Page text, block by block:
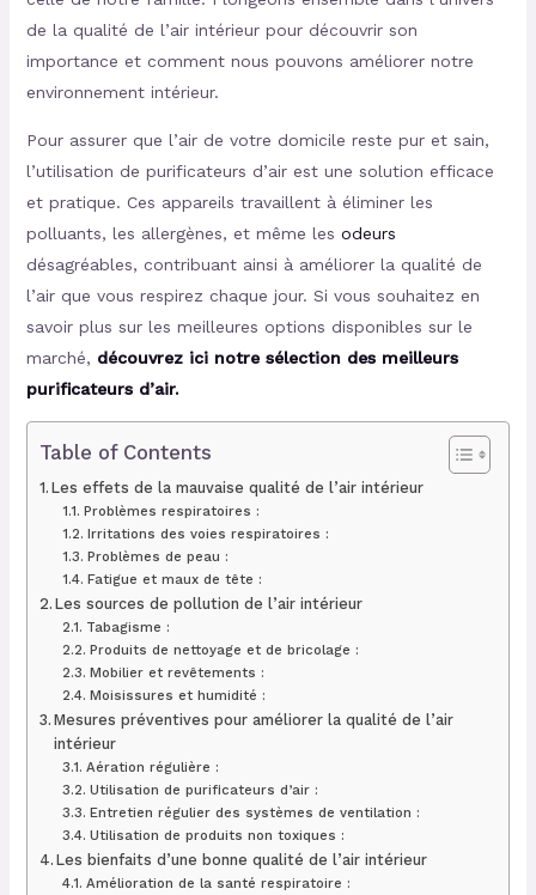
de la qualité de l’air intérieur pour découvrir son
importance et comment nous pouvons améliorer notre
environnement intérieur.
Pour assurer que l’air de votre domicile reste pur et sain,
l’utilisation de purificateurs d’air est une solution efficace
et pratique. Ces appareils travaillent à éliminer les
polluants, les allergènes, et même les odeurs
désagréables, contribuant ainsi à améliorer la qualité de
l’air que vous respirez chaque jour. Si vous souhaitez en
savoir plus sur les meilleures options disponibles sur le
marché, découvrez ici notre sélection des meilleurs
purificateurs d’air.
Table of Contents
Les effets de la mauvaise qualité de l’air intérieur
Problèmes respiratoires :
Irritations des voies respiratoires :
Problèmes de peau :
Fatigue et maux de tête :
Les sources de pollution de l’air intérieur
Tabagisme :
Produits de nettoyage et de bricolage :
Mobilier et revêtements :
Moisissures et humidité :
Mesures préventives pour améliorer la qualité de l’air
intérieur
Aération régulière :
Utilisation de purificateurs d’air :
Entretien régulier des systèmes de ventilation :
Utilisation de produits non toxiques :
Les bienfaits d’une bonne qualité de l’air intérieur
Amélioration de la santé respiratoire :